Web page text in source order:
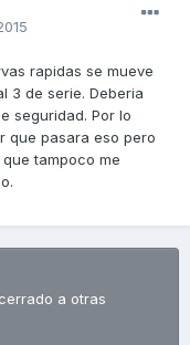
rapidas se mueve
3 de serie. Deberia
seguridad. Por lo
que pasara eso pero
tampoco me
a otras